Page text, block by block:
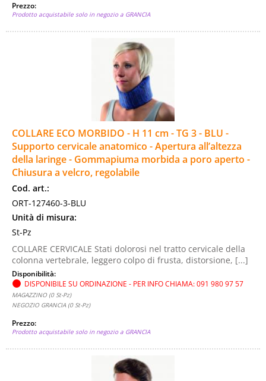
Prezzo:
Prodotto acquistabile solo in negozio a GRANCIA
COLLARE ECO MORBIDO - H 11 cm - TG 3 - BLU -
Supporto cervicale anatomico - Apertura all’altezza
della laringe - Gommapiuma morbida a poro aperto -
Chiusura a velcro, regolabile
Cod. art.:
ORT-127460-3-BLU
Unità di misura:
St-Pz
COLLARE CERVICALE Stati dolorosi nel tratto cervicale della
colonna vertebrale, leggero colpo di frusta, distorsione, [...]
Disponibilità:
DISPONIBILE SU ORDINAZIONE - PER INFO CHIAMA: 091 980 97 57
MAGAZZINO (0 St-Pz)
NEGOZIO GRANCIA (0 St-Pz)
Prezzo:
Prodotto acquistabile solo in negozio a GRANCIA